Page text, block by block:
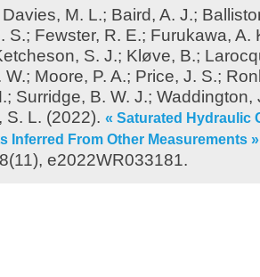
Davies, M. L.; Baird, A. J.;
S.; Fewster, R. E.; Furukawa, A.
S. J.; Kløve, B.;
W.; Moore, P. A.; Price, J. S.;
; Surridge, B. W. J.; Waddington,
S. L. (2022). « Saturated Hydraulic
Inferred From Other Measurements »
e2022WR033181.